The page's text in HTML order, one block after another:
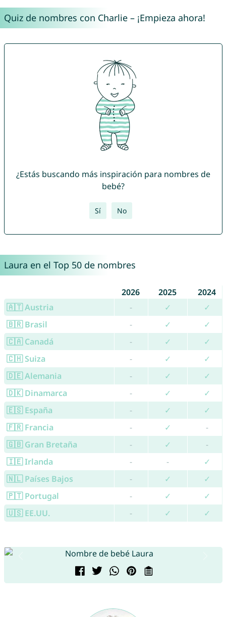
Quiz de nombres con Charlie – ¡Empieza ahora!
¿Estás buscando más inspiración para nombres de
bebé?
Sí No
Laura en el Top 50 de nombres
2026 2025
2024
🇦🇹 Austria
- ✓
✓
🇧🇷 Brasil
- ✓
✓
🇨🇦 Canadá
- ✓
✓
🇨🇭 Suiza
- ✓
✓
🇩🇪 Alemania
- ✓
✓
🇩🇰 Dinamarca
- ✓
✓
🇪🇸 España
- ✓
✓
🇫🇷 Francia
- ✓
-
🇬🇧 Gran Bretaña
- ✓
-
🇮🇪 Irlanda
- -
✓
🇳🇱 Países Bajos
- ✓
✓
🇵🇹 Portugal
- ✓
✓
🇺🇸 EE.UU.
- ✓ ✓